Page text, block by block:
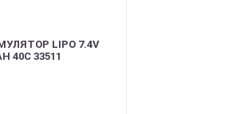
LIPO 7.4V
40C 33511